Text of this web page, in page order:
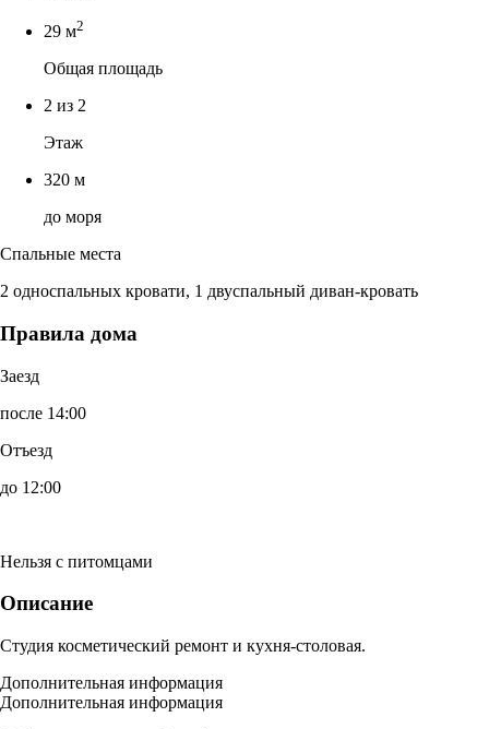
29 м2
Общая площадь
2 из 2
Этаж
320 м
до моря
Спальные места
2 односпальных кровати, 1 двуспальный диван-кровать
Правила дома
Заезд
после 14:00
Отъезд
до 12:00
Нельзя с питомцами
Описание
Студия косметический ремонт и кухня-столовая.
Дополнительная информация
Дополнительная информация